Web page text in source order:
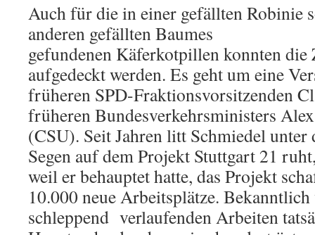
Auch für die in einer gefällten Robinie
anderen gefällten Baumes
gefundenen Käferkotpillen konnten die
aufgedeckt werden. Es geht um eine
früheren SPD-Fraktionsvorsitzenden
früheren Bundesverkehrsministers
(CSU). Seit Jahren litt Schmiedel unter
Segen auf dem Projekt Stuttgart 21
weil er behauptet hatte, das Projekt
10.000 neue Arbeitsplätze.
schleppend verlaufenden Arbeiten